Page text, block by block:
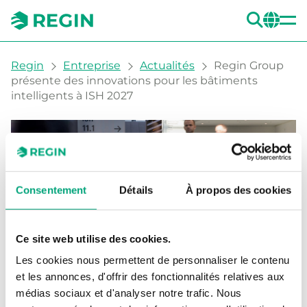
Consentement Détails À propos des cookies
Ce site web utilise des cookies.
Les cookies nous permettent de personnaliser le contenu
et les annonces, d'offrir des fonctionnalités relatives aux
médias sociaux et d'analyser notre trafic. Nous
You are here:
Regin Entreprise Actualités
Regin Group
présente des innovations pour les bâtiments
intelligents à ISH 2027
Regin Group présente
des innovations pour les